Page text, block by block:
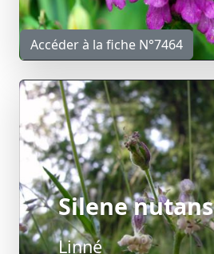
Accéder à la fiche N°7464
Silene nutans
Linné